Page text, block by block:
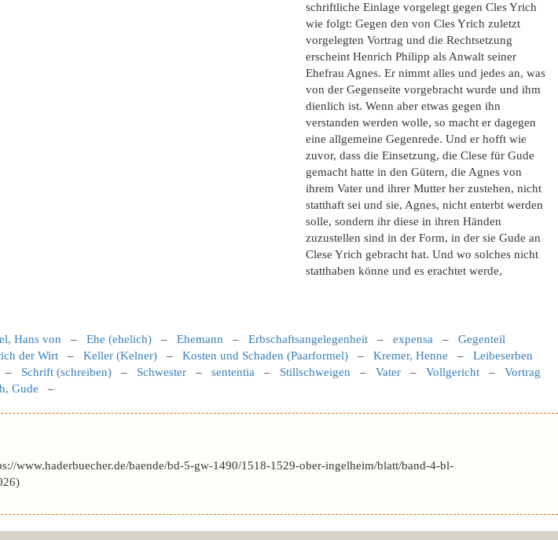
schriftliche Einlage vorgelegt gegen Cles Yrich
wie folgt: Gegen den von Cles Yrich zuletzt
vorgelegten Vortrag und die Rechtsetzung
erscheint Henrich Philipp als Anwalt seiner
Ehefrau Agnes. Er nimmt alles und jedes an, was
von der Gegenseite vorgebracht wurde und ihm
dienlich ist. Wenn aber etwas gegen ihn
verstanden werden wolle, so macht er dagegen
eine allgemeine Gegenrede. Und er hofft wie
zuvor, dass die Einsetzung, die Clese für Gude
gemacht hatte in den Gütern, die Agnes von
ihrem Vater und ihrer Mutter her zustehen, nicht
statthaft sei und sie, Agnes, nicht enterbt werden
solle, sondern ihr diese in ihren Händen
zuzustellen sind in der Form, in der sie Gude an
Clese Yrich gebracht hat. Und wo solches nicht
statthaben könne und es erachtet werde,
Hans von – Ehe (ehelich) – Ehemann – Erbschaftsangelegenheit – expensa – Gegenteil
der Wirt – Keller (Kelner) – Kosten und Schaden (Paarformel) – Kremer, Henne – Leibeserben
– Schrift (schreiben) – Schwester – sententia – Stillschweigen – Vater – Vollgericht – Vortrag
Gude –
www.haderbuecher.de/baende/bd-5-gw-1490/1518-1529-ober-ingelheim/blatt/band-4-bl-